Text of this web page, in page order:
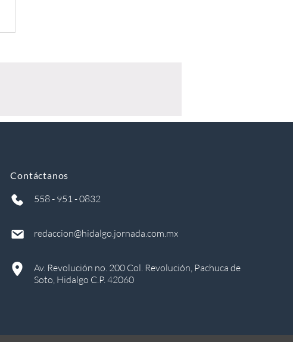
Contáctanos
558 - 951 - 0832
redaccion@hidalgo.jornada.com.mx
Av. Revolución no. 200 Col. Revolución, Pachuca de
Soto, Hidalgo C.P. 42060